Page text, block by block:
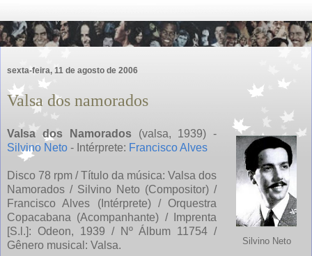
sexta-feira, 11 de agosto de 2006
Valsa dos namorados
Silvino Neto
Valsa dos Namorados(valsa, 1939) -
Silvino Neto - Intérprete: Francisco Alves
Disco 78 rpm / Título da música: Valsa dos
Namorados / Silvino Neto (Compositor) /
Francisco Alves (Intérprete) / Orquestra
Copacabana (Acompanhante) / Imprenta
[S.l.]: Odeon, 1939 / Nº Álbum 11754 /
Gênero musical: Valsa.